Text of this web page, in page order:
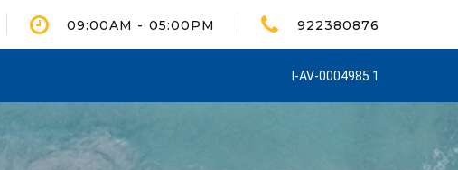
09:00AM - 05:00PM 922380876
I-AV-0004985.1